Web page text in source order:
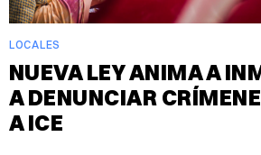
LOCALES
NUEVA LEY ANIMA A
A DENUNCIAR
A ICE